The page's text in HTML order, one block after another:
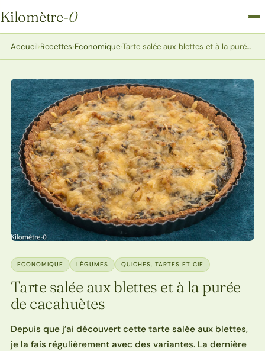
Kilomètre-0
Kilomètre-0
Accueil›Recettes›Economique› Tarte salée aux blettes et à la purée de cacahuètes
ECONOMIQUE LÉGUMES QUICHES, TARTES ET CIE
Tarte salée aux blettes et à la purée
de cacahuètes
Depuis que j’ai découvert cette tarte salée aux blettes,
je la fais régulièrement avec des variantes. La dernière